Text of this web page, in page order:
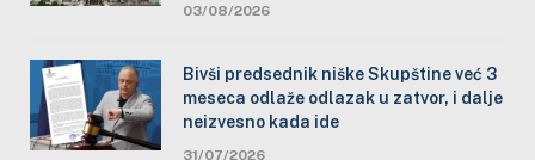
03/08/2026
Bivši predsednik niške Skupštine već 3
meseca odlaže odlazak u zatvor, i dalje
neizvesno kada ide
31/07/2026